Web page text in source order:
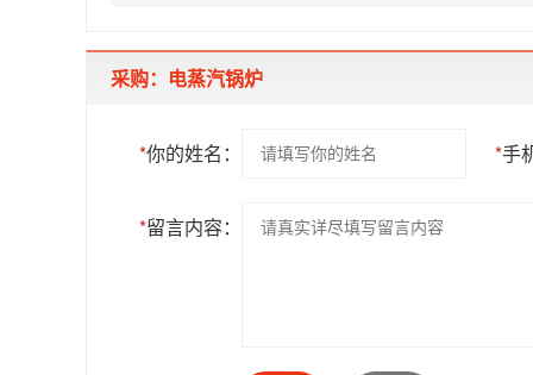
采购：电蒸汽锅炉
*你的姓名： *手
*留言内容：